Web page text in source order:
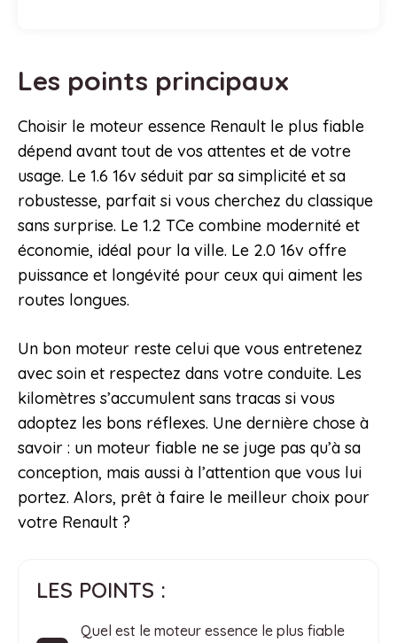
Les points principaux
Choisir le moteur essence Renault le plus fiable
dépend avant tout de vos attentes et de votre
usage. Le 1.6 16v séduit par sa simplicité et sa
robustesse, parfait si vous cherchez du classique
sans surprise. Le 1.2 TCe combine modernité et
économie, idéal pour la ville. Le 2.0 16v offre
puissance et longévité pour ceux qui aiment les
routes longues.
Un bon moteur reste celui que vous entretenez
avec soin et respectez dans votre conduite. Les
kilomètres s’accumulent sans tracas si vous
adoptez les bons réflexes. Une dernière chose à
savoir : un moteur fiable ne se juge pas qu’à sa
conception, mais aussi à l’attention que vous lui
portez. Alors, prêt à faire le meilleur choix pour
votre Renault ?
LES POINTS :
Quel est le moteur essence le plus fiable